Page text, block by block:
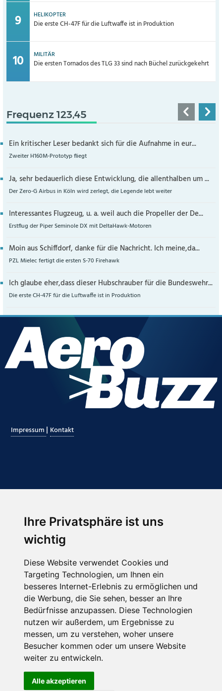
Ihre Privatsphäre ist uns
wichtig
Diese Website verwendet Cookies und
Targeting Technologien, um Ihnen ein
besseres Internet-Erlebnis zu ermöglichen und
die Werbung, die Sie sehen, besser an Ihre
Bedürfnisse anzupassen. Diese Technologien
nutzen wir außerdem, um Ergebnisse zu
messen, um zu verstehen, woher unsere
Besucher kommen oder um unsere Website
weiter zu entwickeln.
Alle akzeptieren
HELIKOPTER
Die erste CH-47F für die Luftwaffe ist in Produktion
MILITÄR
Die ersten Tornados des TLG 33 sind nach Büchel zurückgekehrt
Frequenz 123,45
Ein kritischer Leser bedankt sich für die Aufnahme in eur...
Zweiter H160M-Prototyp fliegt
Ja, sehr bedauerlich diese Entwicklung, die allenthalben um ...
Der Zero-G Airbus in Köln wird zerlegt, die Legende lebt weiter
Interessantes Flugzeug, u. a. weil auch die Propeller der De...
Erstflug der Piper Seminole DX mit DeltaHawk-Motoren
Moin aus Schiffdorf, danke für die Nachricht. Ich meine,da...
PZL Mielec fertigt die ersten S-70 Firehawk
Ich glaube eher,dass dieser Hubschrauber für die Bundeswehr...
Die erste CH-47F für die Luftwaffe ist in Produktion
Impressum | Kontakt
Hier finden Sie uns auch
Abonnieren Sie unseren Newsletter
Email*